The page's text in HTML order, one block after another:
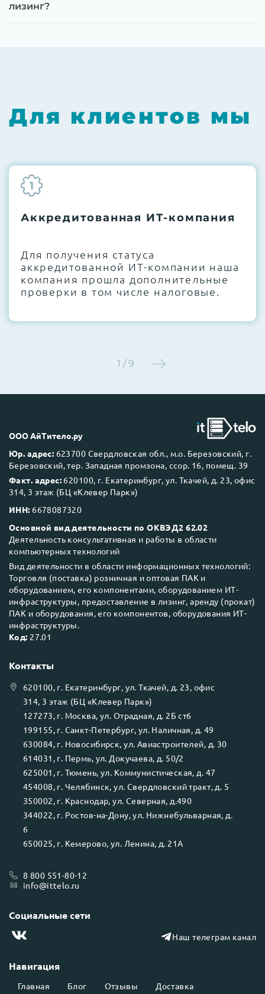
контроллеров, iLO/iDRAC и сетевых
Этап 3:
компрессором, замена
CMOS и вентиляторов при необходимости
нагрузкой в течение 72 часов для
проверки стабильности всех подсистем
Этап 5:
Next Business Day (NBD)
лизинг?
Для клиентов мы
1
Аккредитованная ИТ-компания
Для получения статуса
аккредитованной ИТ-компании наша
компания прошла дополнительные
проверки в том числе налоговые.
1 / 9
ООО АйТитело.ру
Юр. адрес: 623700 Свердловская обл., м.о. Березовский, г.
Березовский, тер. Западная промзона, ссор. 16, помещ. 39
Факт. адрес: 620100, г. Екатеринбург, ул. Ткачей, д. 23, офис
314, 3 этаж (БЦ «Клевер Парк»)
ИНН: 6678087320
Основной вид деятельности по ОКВЭД2 62.02
Деятельность консультативная и работы в области
компьютерных технологий
Вид деятельности в области информационных технологий:
Торговля (поставка) розничная и оптовая ПАК и
оборудованием, его компонентами, оборудованием ИТ-
инфраструктуры, предоставление в лизинг, аренду (прокат)
ПАК и оборудования, его компонентов, оборудования ИТ-
инфраструктуры.
Код: 27.01
Навигация
Главная Блог Отзывы Доставка
Контакты
620100, г. Екатеринбург, ул.Ткачей, д. 23, офис
314, 3 этаж (БЦ «Клевер Парк»)
127273, г. Москва, ул. Отрадная, д. 2Б ст6
199155, г. Санкт-Петербург, ул. Наличная, д. 49
630084, г. Новосибирск, ул. Авиастроителей, д. 30
614031 , г. Пермь, ул. Докучаева, д. 50/2
625001 , г. Тюмень, ул. Коммунистическая, д. 47
454008, г. Челябинск, ул. Свердловский тракт, д. 5
350002, г. Краснодар, ул. Северная, д.490
344022, г. Ростов-на-Дону, ул. Нижнебульварная, д.
6
650025, г. Кемерово, ул. Ленина, д. 21А
8 800 551-80-12
info@ittelo.ru
Социальные сети
Наш телеграм канал